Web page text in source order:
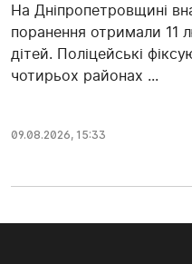
На Дніпропетровщині
поранення отримали 11
дітей. Поліцейські
чотирьох районах ...
09.08.2026, 15:33